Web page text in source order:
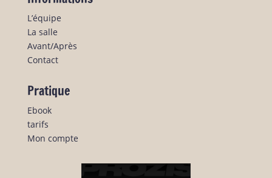
L’équipe
La salle
Avant/Après
Contact
Pratique
Ebook
tarifs
Mon compte